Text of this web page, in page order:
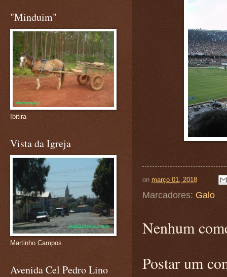
on março 01, 2018
Marcadores: Galo
Nenhum
Postar um
"Minduim"
Ibitira
Vista da Igreja
Martinho Campos
Avenida Cel Pedro Lino